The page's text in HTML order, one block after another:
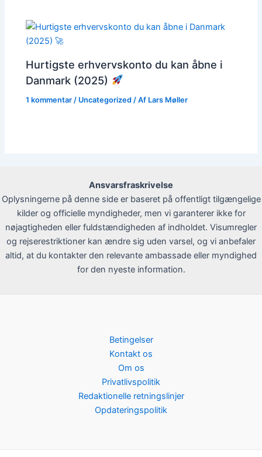
Hurtigste erhvervskonto du kan åbne i
Danmark (2025)
1 kommentar / Uncategorized / Af Lars Møller
Ansvarsfraskrivelse
Oplysningerne på denne side er baseret på offentligt tilgængelige
kilder og officielle myndigheder, men vi garanterer ikke for
nøjagtigheden eller fuldstændigheden af indholdet. Visumregler
og rejserestriktioner kan ændre sig uden varsel, og vi anbefaler
altid, at du kontakter den relevante ambassade eller myndighed
for den nyeste information.
Betingelser
Kontakt os
Om os
Privatlivspolitik
Redaktionelle retningslinjer
Opdateringspolitik